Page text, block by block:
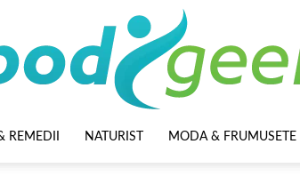
REMEDII NATURIST MODA & FRUMUSETE